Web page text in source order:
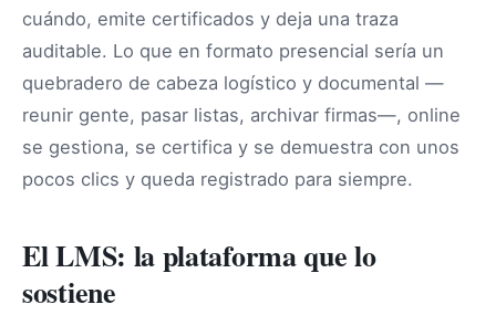
cuándo, emite certificados y deja una traza
auditable. Lo que en formato presencial sería un
quebradero de cabeza logístico y documental —
reunir gente, pasar listas, archivar firmas—, online
se gestiona, se certifica y se demuestra con unos
pocos clics y queda registrado para siempre.
El LMS: la plataforma que lo
sostiene